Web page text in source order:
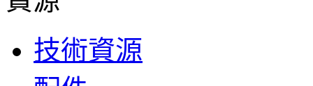
技術資源